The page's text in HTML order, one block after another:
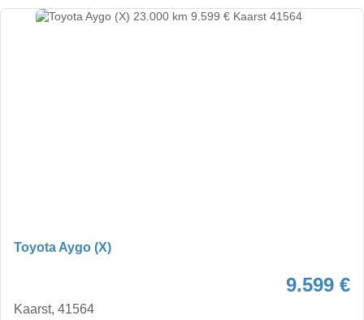
Toyota Aygo (X)
9.599 €
Kaarst, 41564